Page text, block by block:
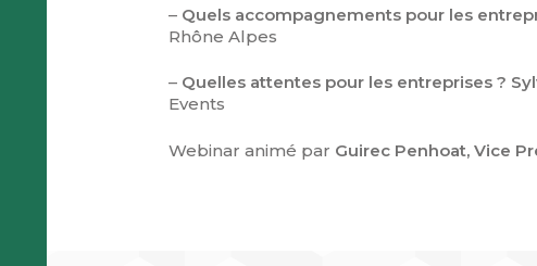
– Quels accompagnements pour les
Rhône Alpes
– Quelles attentes pour les entreprises ?
Events
Webinar animé par Guirec Penhoat, Vice